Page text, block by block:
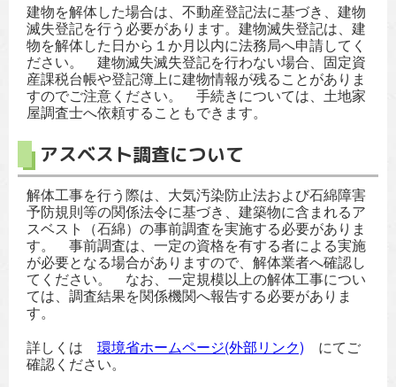
建物を解体した場合は、不動産登記法に基づき、建物
滅失登記を行う必要があります。建物滅失登記は、建
物を解体した日から１か月以内に法務局へ申請してく
ださい。 建物滅失滅失登記を行わない場合、固定資
産課税台帳や登記簿上に建物情報が残ることがありま
すのでご注意ください。 手続きについては、土地家
屋調査士へ依頼することもできます。
アスベスト調査について
解体工事を行う際は、大気汚染防止法および石綿障害
予防規則等の関係法令に基づき、建築物に含まれるア
スベスト（石綿）の事前調査を実施する必要がありま
す。 事前調査は、一定の資格を有する者による実施
が必要となる場合がありますので、解体業者へ確認し
てください。 なお、一定規模以上の解体工事につい
ては、調査結果を関係機関へ報告する必要がありま
す。
詳しくは 環境省ホームページ(外部リンク) にてご
確認ください。